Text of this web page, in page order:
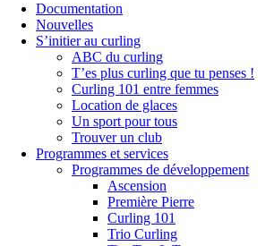
Documentation
Nouvelles
S’initier au curling
ABC du curling
T’es plus curling que tu penses !
Curling 101 entre femmes
Location de glaces
Un sport pour tous
Trouver un club
Programmes et services
Programmes de développement
Ascension
Première Pierre
Curling 101
Trio Curling